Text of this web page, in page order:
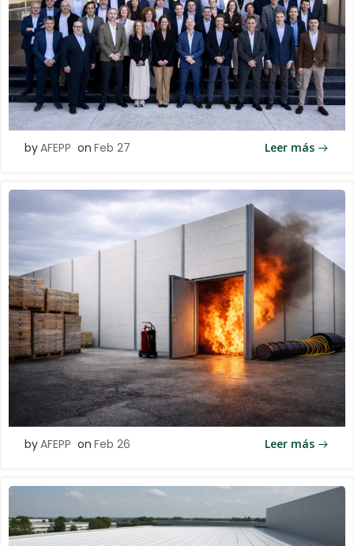
byAFEPP on Feb 27 Leer más
byAFEPP on Feb 26 Leer más